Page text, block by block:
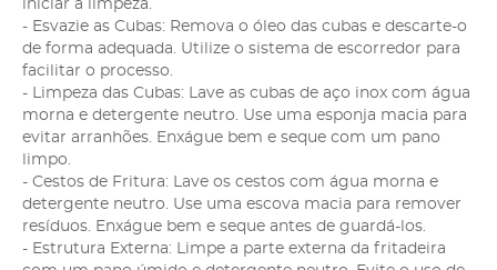
iniciar a limpeza.
- Esvazie as Cubas: Remova o óleo das cubas e descarte-o
de forma adequada. Utilize o sistema de escorredor para
facilitar o processo.
- Limpeza das Cubas: Lave as cubas de aço inox com água
morna e detergente neutro. Use uma esponja macia para
evitar arranhões. Enxágue bem e seque com um pano
limpo.
- Cestos de Fritura: Lave os cestos com água morna e
detergente neutro. Use uma escova macia para remover
resíduos. Enxágue bem e seque antes de guardá-los.
- Estrutura Externa: Limpe a parte externa da fritadeira